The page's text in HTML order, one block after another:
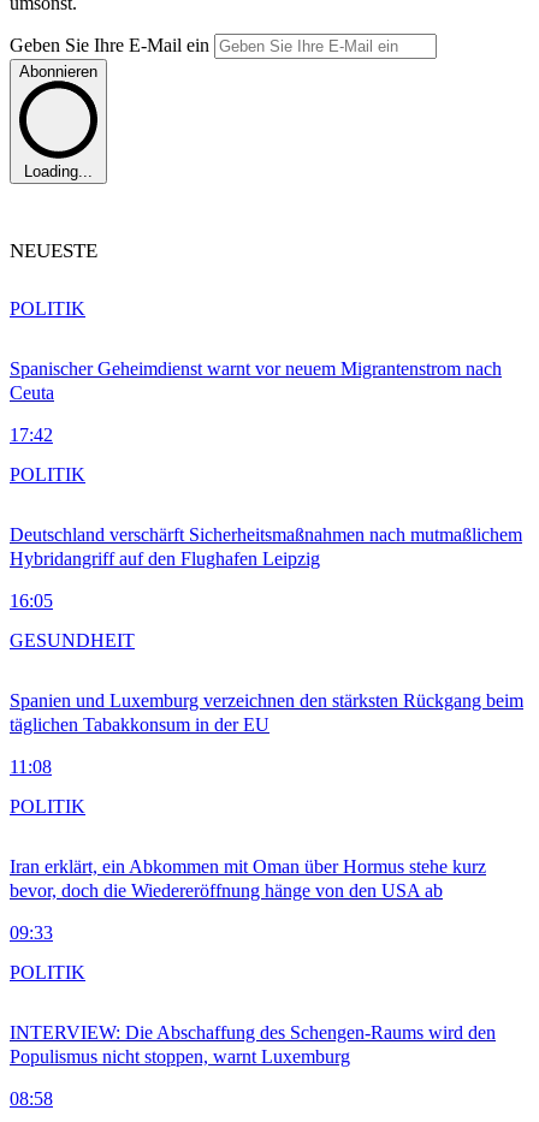
Geben Sie Ihre E-Mail ein
Abonnieren
Loading...
NEUESTE
Spanischer Geheimdienst warnt vor neuem Migrantenstrom nach
Ceuta
17:42
POLITIK
Deutschland verschärft Sicherheitsmaßnahmen nach mutmaßlichem
Hybridangriff auf den Flughafen Leipzig
16:05
POLITIK
Spanien und Luxemburg verzeichnen den stärksten Rückgang beim
täglichen Tabakkonsum in der EU
11:08
GESUNDHEIT
Iran erklärt, ein Abkommen mit Oman über Hormus stehe kurz
bevor, doch die Wiedereröffnung hänge von den USA ab
09:33
POLITIK
INTERVIEW: Die Abschaffung des Schengen-Raums wird den
Populismus nicht stoppen, warnt Luxemburg
08:58
POLITIK